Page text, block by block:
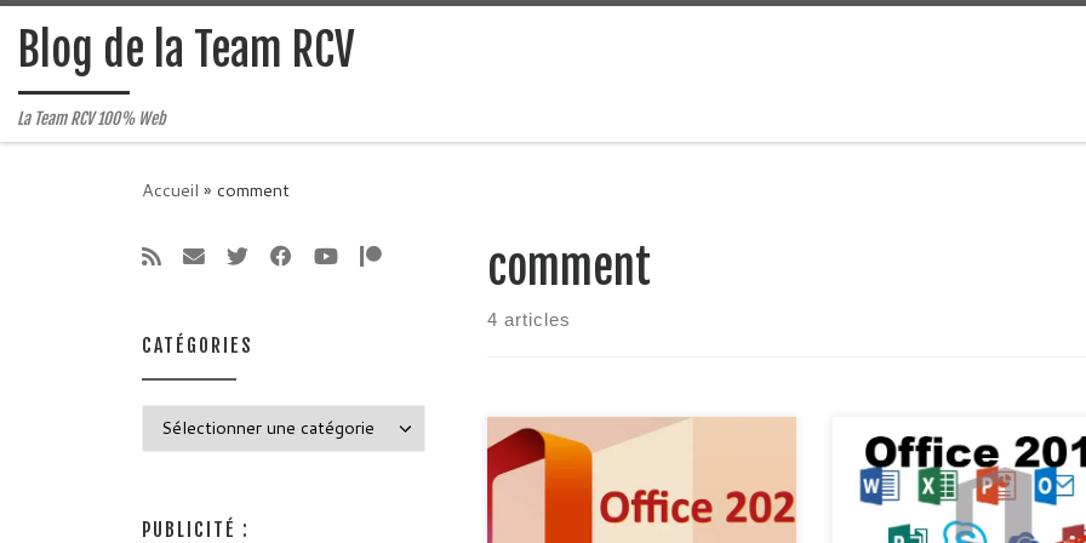
Passer au contenu
Blog de la Team RCV
La Team RCV 100% Web
Accueil » comment
comment
4 articles
Vous rêvez d’avoir toute la suite
Office gratuitement, c’est a dire
Word, PowerPoint, Excel, etc. Sur
votre Mac / MacBook ? Vous allez
/!\ Ce tuto concerne office
pour avoir la dernière version
2019 voir le lien : ici /!\ Vous
de posséder tous les logiciels
CATÉGORIES
PUBLICITÉ :